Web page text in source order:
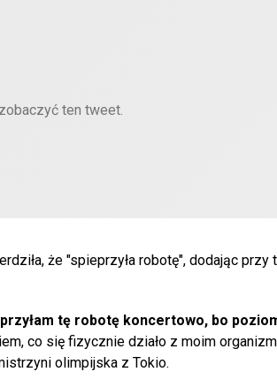
ten tweet.
że "spieprzyła robotę", dodając przy
tę robotę koncertowo, bo
co się fizycznie działo z moim
olimpijska z Tokio.